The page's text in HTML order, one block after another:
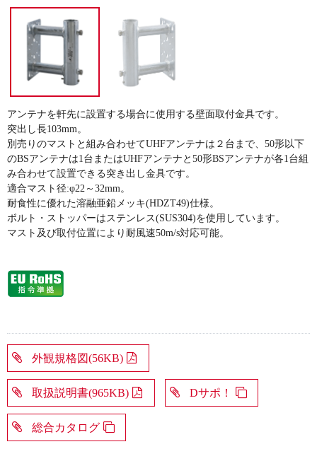
アンテナを軒先に設置する場合に使用する壁面取付金具です。
突出し長103mm。
別売りのマストと組み合わせてUHFアンテナは２台まで、50形以下
のBSアンテナは1台またはUHFアンテナと50形BSアンテナが各1台組
み合わせて設置できる突き出し金具です。
適合マスト径:φ22～32mm。
耐食性に優れた溶融亜鉛メッキ(HDZT49)仕様。
ボルト・ストッパーはステンレス(SUS304)を使用しています。
マスト及び取付位置により耐風速50m/s対応可能。
外観規格図(56KB)
取扱説明書(965KB) Dサポ！
総合カタログ